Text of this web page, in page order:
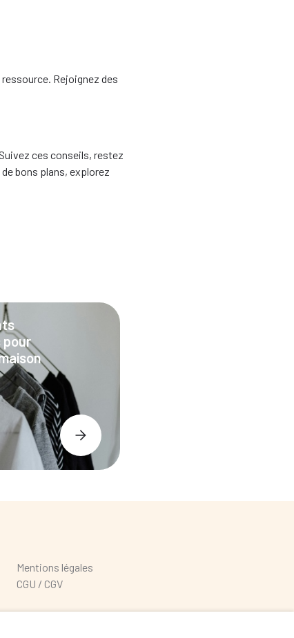
Rejoignez des
ces conseils, restez
bons plans, explorez
pour
Mentions légales
CGU / CGV